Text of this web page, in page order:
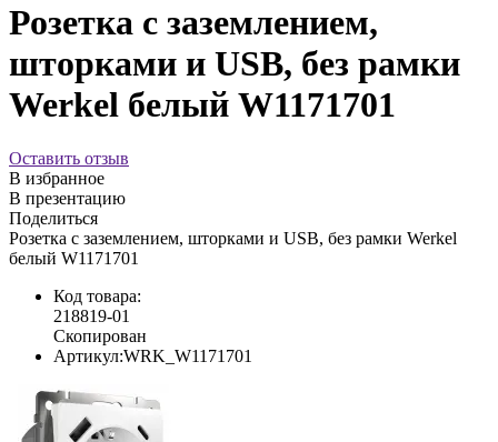
Розетка с заземлением,
шторками и USB, без рамки
Werkel белый W1171701
Оставить отзыв
В избранное
В презентацию
Поделиться
Розетка с заземлением, шторками и USB, без рамки Werkel
белый W1171701
Код товара:
218819-01
Скопирован
Артикул:WRK_W1171701